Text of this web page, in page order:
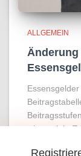
ALLGEMEIN
Änderung
wir so viele